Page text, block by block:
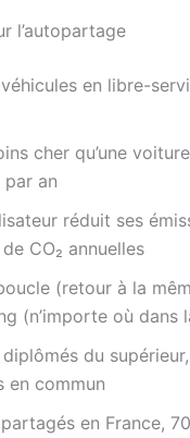
l’autopartage
en libre-
cher qu’une
an
réduit ses
CO₂ annuelles
(retour à la
(n’importe où dans
diplômés du
en commun
en France,